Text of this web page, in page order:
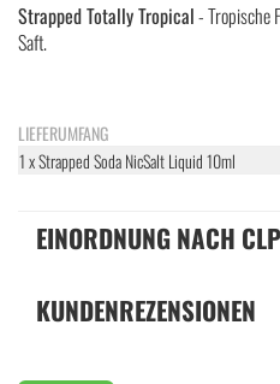
Strapped Totally Tropical- Tropische
Saft.
LIEFERUMFANG
1 x Strapped Soda NicSalt Liquid 10ml
EINORDNUNG NACH CLP
KUNDENREZENSIONEN